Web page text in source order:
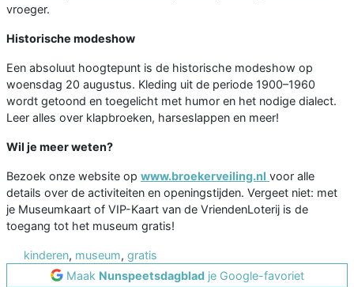
vroeger.
Historische modeshow
Een absoluut hoogtepunt is de historische modeshow op
woensdag 20 augustus. Kleding uit de periode 1900–1960
wordt getoond en toegelicht met humor en het nodige dialect.
Leer alles over klapbroeken, harseslappen en meer!
Wil je meer weten?
Bezoek onze website op www.broekerveiling.nl voor alle
details over de activiteiten en openingstijden. Vergeet niet: met
je Museumkaart of VIP-Kaart van de VriendenLoterij is de
toegang tot het museum gratis!
kinderen, museum, gratis
Maak Nunspeetsdagbladje Google-favoriet